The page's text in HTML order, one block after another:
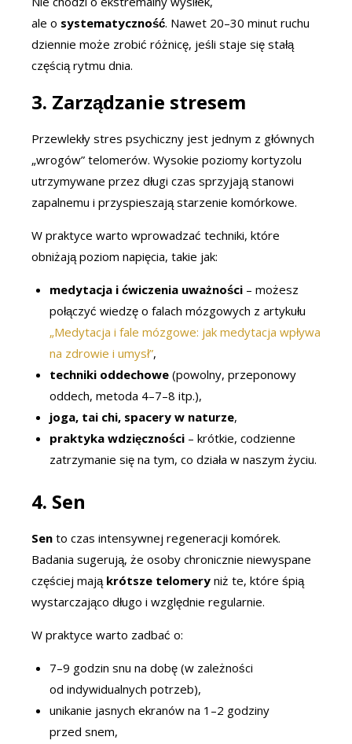
ale o systematyczność. Nawet 20–30 minut ruchu
dziennie może zrobić różnicę, jeśli staje się stałą
częścią rytmu dnia.
3. Zarządzanie stresem
Przewlekły stres psychiczny jest jednym z głównych
„wrogów” telomerów. Wysokie poziomy kortyzolu
utrzymywane przez długi czas sprzyjają stanowi
zapalnemu i przyspieszają starzenie komórkowe.
W praktyce warto wprowadzać techniki, które
obniżają poziom napięcia, takie jak:
medytacja i ćwiczenia uważności– możesz
połączyć wiedzę o falach mózgowych z artykułu
„Medytacja i fale mózgowe: jak medytacja wpływa
na zdrowie i umysł”,
techniki oddechowe(powolny, przeponowy
oddech, metoda 4–7–8 itp.),
joga, tai chi, spacery w naturze,
praktyka wdzięczności– krótkie, codzienne
zatrzymanie się na tym, co działa w naszym życiu.
4. Sen
Sen to czas intensywnej regeneracji komórek.
Badania sugerują, że osoby chronicznie niewyspane
częściej mają krótsze telomery niż te, które śpią
wystarczająco długo i względnie regularnie.
W praktyce warto zadbać o:
7–9 godzin snu na dobę (w zależności
od indywidualnych potrzeb),
unikanie jasnych ekranów na 1–2 godziny
przed snem,